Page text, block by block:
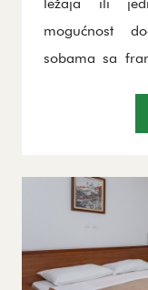
mogućnost
sobama sa
ostale